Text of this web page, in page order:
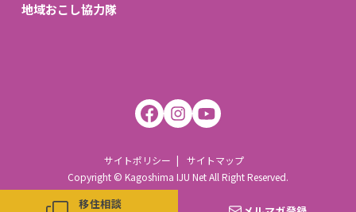
移住相談
地域おこし協力隊
サイトポリシー
サイトマップ
Copyright © Kagoshima IJU Net All Right Reserved.